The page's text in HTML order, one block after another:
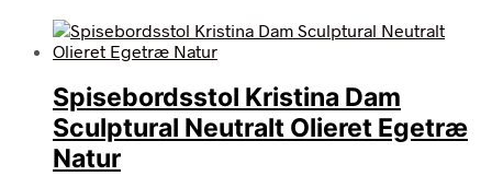
Spisebordsstol Kristina Dam
Sculptural Neutralt Olieret Egetræ
Natur